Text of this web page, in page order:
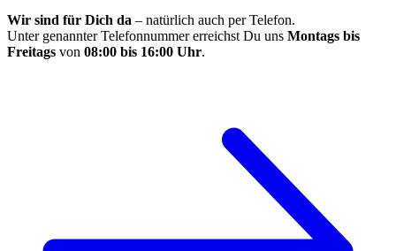
Wir sind für Dich da – natürlich auch per Telefon.
Unter genannter Telefonnummer erreichst Du uns Montags bis
Freitags von 08:00 bis 16:00 Uhr.